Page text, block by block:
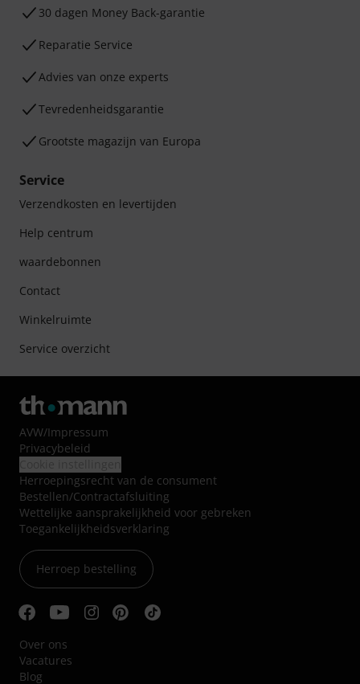
30 dagen Money Back-garantie
Reparatie Service
Advies van onze experts
Tevredenheidsgarantie
Grootste magazijn van Europa
Service
Verzendkosten en levertijden
Help centrum
waardebonnen
Contact
Winkelruimte
Service overzicht
AVW/Impressum
Privacybeleid
Herroepingsrecht van de consument
Bestellen/Contractafsluiting
Wettelijke aansprakelijkheid voor gebreken
Toegankelijkheidsverklaring
Herroep bestelling
Over ons
Vacatures
Blog